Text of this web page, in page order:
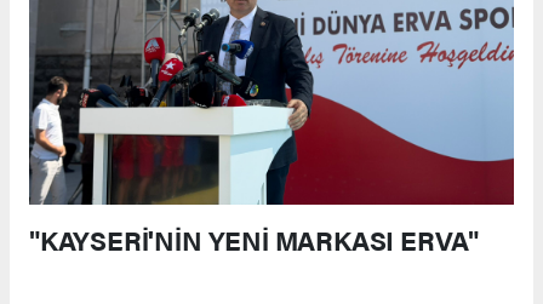
"KAYSERİ'NİN YENİ MARKASI ERVA"